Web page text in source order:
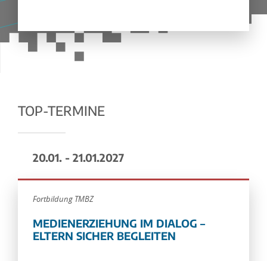
TOP-TERMINE
20.01. - 21.01.2027
Fortbildung TMBZ
MEDIENERZIEHUNG IM DIALOG –
ELTERN SICHER BEGLEITEN